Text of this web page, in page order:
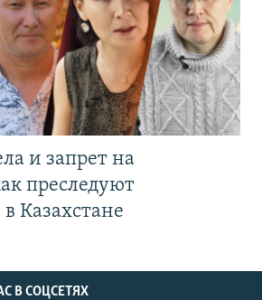
и запрет на
преследуют
Казахстане
В СОЦСЕТЯХ